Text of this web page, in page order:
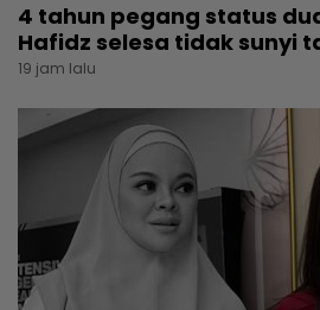
4 tahun pegang status
Hafidz selesa tidak sunyi
19 jam lalu